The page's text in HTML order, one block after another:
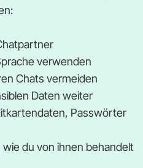
verwenden
Chats vermeiden
Daten weiter
Passwörter
du von ihnen behandelt